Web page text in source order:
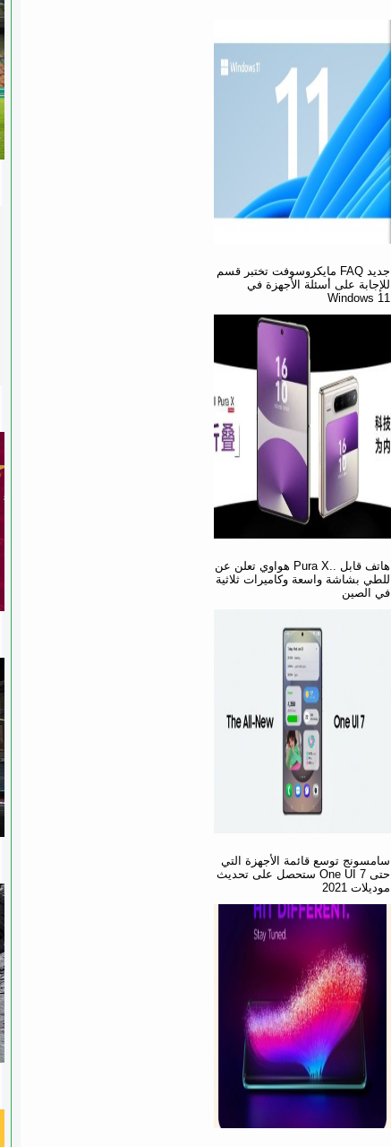
مايكروسوفت تختبر قسم FAQ جديد
للإجابة على أسئلة الأجهزة في
Windows 11
هواوي تعلن عن Pura X.. هاتف قابل
للطي بشاشة واسعة وكاميرات ثلاثية
في الصين
سامسونج توسع قائمة الأجهزة التي
ستحصل على تحديث One UI 7 حتى
موديلات 2021